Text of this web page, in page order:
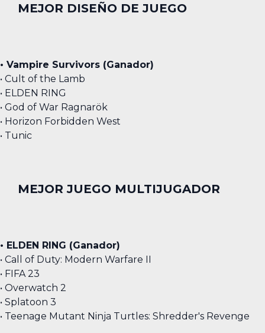
MEJOR DISEÑO DE JUEGO
• Vampire Survivors (Ganador)
• Cult of the Lamb
• ELDEN RING
• God of War Ragnarök
• Horizon Forbidden West
• Tunic
MEJOR JUEGO MULTIJUGADOR
• ELDEN RING (Ganador)
• Call of Duty: Modern Warfare II
• FIFA 23
• Overwatch 2
• Splatoon 3
• Teenage Mutant Ninja Turtles: Shredder's Revenge